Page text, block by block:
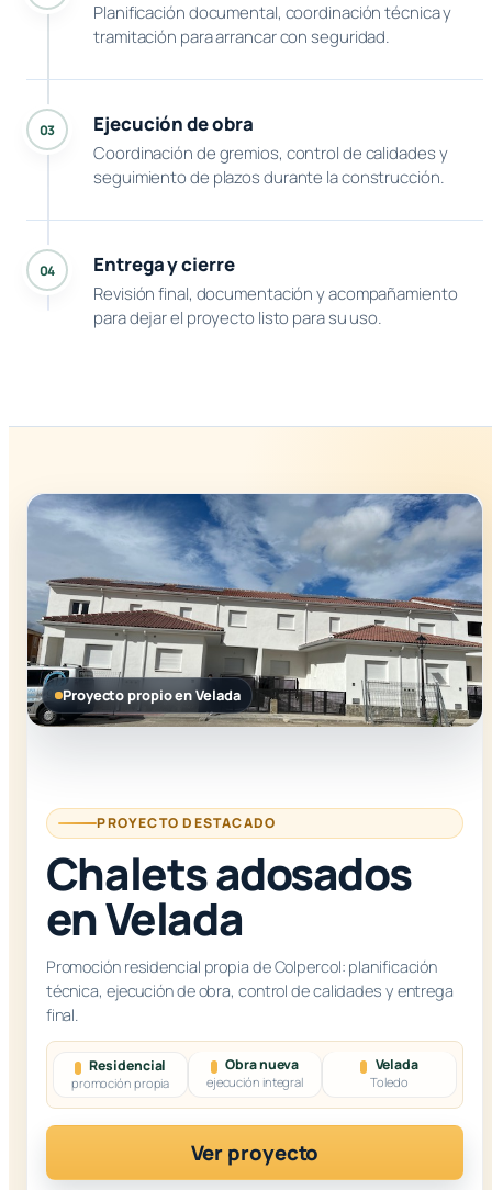
Planificación documental, coordinación técnica y
tramitación para arrancar con seguridad.
03 Ejecución de obra
Coordinación de gremios, control de calidades y
seguimiento de plazos durante la construcción.
04 Entrega y cierre
Revisión final, documentación y acompañamiento
para dejar el proyecto listo para su uso.
Proyecto propio en Velada
PROYECTO DESTACADO
Chalets adosados
en Velada
Promoción residencial propia de Colpercol: planificación
técnica, ejecución de obra, control de calidades y entrega
final.
Residencial
promoción propia
Obra nueva
ejecución integral
Velada
Toledo
Ver proyecto